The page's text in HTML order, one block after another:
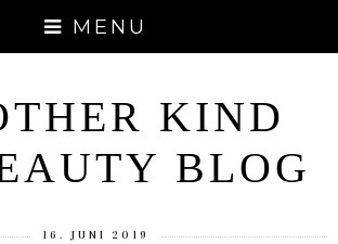
MENU
KIND
BLOG
16. JUNI 2019